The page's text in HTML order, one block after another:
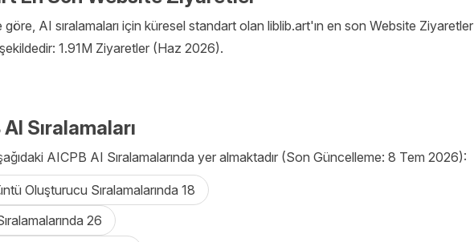
AI sıralamaları için küresel standart olan liblib.art'ın en son Website Ziyaretler
1.91M Ziyaretler (Haz 2026).
Sıralamaları
AICPB AI Sıralamalarında yer almaktadır (Son Güncelleme: 8 Tem 2026):
Oluşturucu Sıralamalarında 18
26